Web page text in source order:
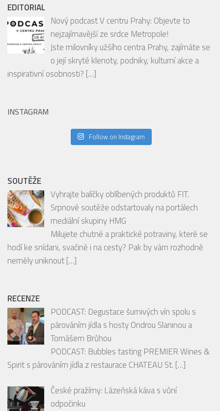
EDITORIAL
Nový podcast V centru Prahy: Objevte to
nejzajímavější ze srdce Metropole!
Jste milovníky užšího centra Prahy, zajímáte se
o její skryté klenoty, podniky, kulturní akce a
inspirativní osobnosti? […]
INSTAGRAM
Follow on Instagram
SOUTĚŽE
Vyhrajte balíčky oblíbených produktů FIT.
Srpnové soutěže odstartovaly na portálech
mediální skupiny HMG
Milujete chutné a praktické potraviny, které se
hodí ke snídani, svačině i na cesty? Pak by vám rozhodně
neměly uniknout[…]
RECENZE
PODCAST: Degustace šumivých vín spolu s
párováním jídla s hosty Ondrou Slaninou a
Tomášem Brůhou
PODCAST: Bubbles tasting PREMIER Wines &
Spirit s párováním jídla z restaurace CHATEAU St. […]
České pražírny: Lázeňská káva s vůní
odpočinku